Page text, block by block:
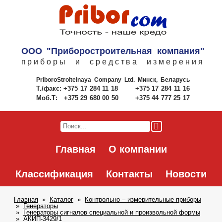
ООО "Приборостроительная компания"
приборы и средства измерения
PriboroStroitelnaya Company Ltd.Минск, Беларусь
Т./факс: +375 17 284 11 18
+375 17 284 11 16
Моб.Т:
+375 29 680 00 50 +375 44 777 25 17
Главная О компании
Классификация Контакты Новости
Главная Каталог
Контрольно – измерительные приборы
Генераторы
Генераторы сигналов специальной и произвольной формы
АКИП-3429/1